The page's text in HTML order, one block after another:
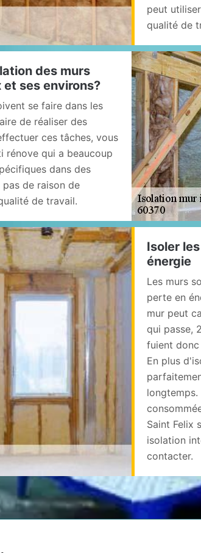
peut
qualité de
des murs
ses environs?
se faire dans les
de réaliser des
ces tâches, vous
rénove qui a beaucoup
dans des
de raison de
de travail.
Isoler
énergie
Les murs
perte en
mur peut
qui passe,
fuient donc
En plus
longtemps.
Saint Felix
isolation
contacter.